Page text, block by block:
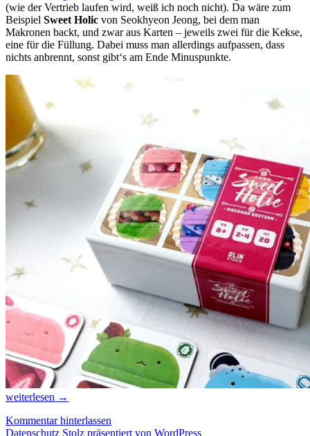
(wie der Vertrieb laufen wird, weiß ich noch nicht). Da wäre zum
Beispiel Sweet Holic von Seokhyeon Jeong, bei dem man
Makronen backt, und zwar aus Karten – jeweils zwei für die Kekse,
eine für die Füllung. Dabei muss man allerdings aufpassen, dass
nichts anbrennt, sonst gibt‘s am Ende Minuspunkte.
Vorbericht
Spiel
Digital:
weiterlesen →
Kommentar hinterlassen
Datenschutz Stolz präsentiert von WordPress